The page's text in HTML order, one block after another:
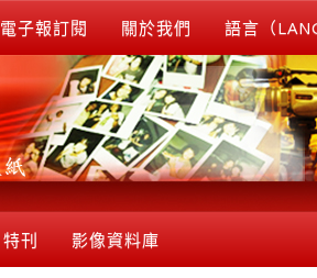
電子報訂閱 關於我們 語言（
特刊 影像資料庫